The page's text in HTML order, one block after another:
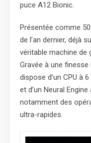
puce A12 Bionic.
Présentée comme
de l’an dernier, déjà
véritable machine de
Gravée à une
dispose d’un CPU à
et d’un Neural
notamment des
ultra-rapides.